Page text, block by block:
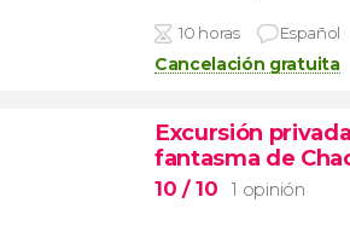
10 horas Español
Cancelación gratuita
Excursión
fantasma de
10 / 10 1 opinión